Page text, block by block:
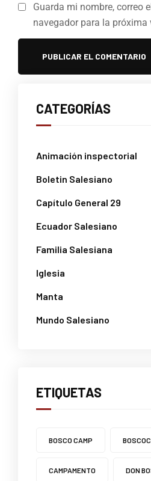
Guarda mi nombre, correo
navegador para la próxima
CATEGORÍAS
Animación inspectorial
Boletin Salesiano
Capítulo General 29
Ecuador Salesiano
Familia Salesiana
Iglesia
Manta
Mundo Salesiano
ETIQUETAS
BOSCO CAMP
CAMPAMENTO DON